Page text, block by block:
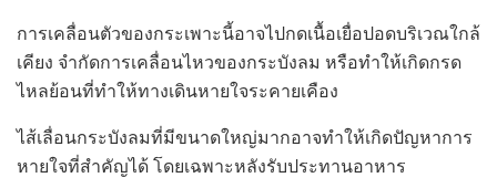
การเคลื่อนตัวของกระเพาะนี้อาจไปกดเนื้อเยื่อปอดบริเวณใกล้
เคียง จำกัดการเคลื่อนไหวของกระบังลม หรือทำให้เกิดกรด
ไหลย้อนที่ทำให้ทางเดินหายใจระคายเคือง
ไส้เลื่อนกระบังลมที่มีขนาดใหญ่มากอาจทำให้เกิดปัญหาการ
หายใจที่สำคัญได้ โดยเฉพาะหลังรับประทานอาหาร